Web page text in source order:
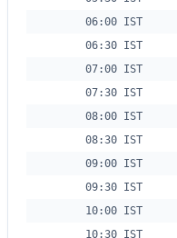
06:00 IST
06:30 IST
07:00 IST
07:30 IST
08:00 IST
08:30 IST
09:00 IST
09:30 IST
10:00 IST
10:30 IST